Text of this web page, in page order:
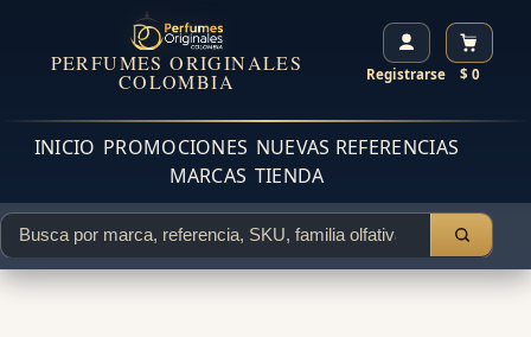
PERFUMES ORIGINALES
COLOMBIA Registrarse $ 0
INICIO PROMOCIONES NUEVAS REFERENCIAS
MARCAS TIENDA